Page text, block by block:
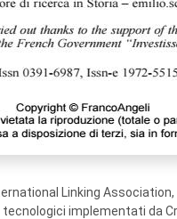
Linking
implementati da